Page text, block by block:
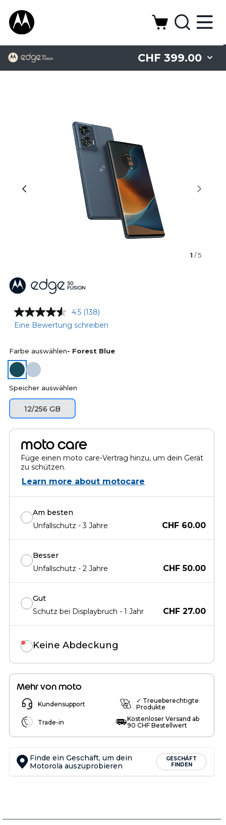
CHF 399.00
Camera
1 / 5
4.5 (138)
Eine Bewertung schreiben
Farbe auswählen- Forest Blue
Speicher auswählen
12/256 GB
moto care
Füge einen moto care-Vertrag hinzu, um dein Gerät
zu schützen.
Learn more about motocare
Am besten
Unfallschutz - 3 Jahre
CHF 60.00
Besser
Unfallschutz - 2 Jahre
CHF 50.00
Gut
Schutz bei Displaybruch - 1 Jahr
CHF 27.00
Keine Abdeckung
Mehr von moto
Kundensupport
✓ Treueberechtigte
Produkte
Trade-in
Kostenloser Versand ab
90 CHF Bestellwert
Finde ein Geschäft, um dein
Motorola auszuprobieren
GESCHÄFT
FINDEN